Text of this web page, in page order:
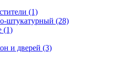
(1)
штукатурный (28)
(1)
и дверей (3)